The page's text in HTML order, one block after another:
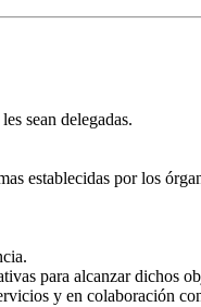
sean delegadas.
establecidas por los
para alcanzar dichos
y en colaboración